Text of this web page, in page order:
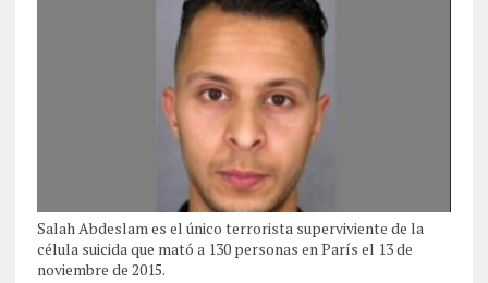
Salah Abdeslam es el único terrorista superviviente de la
célula suicida que mató a 130 personas en París el 13 de
noviembre de 2015.